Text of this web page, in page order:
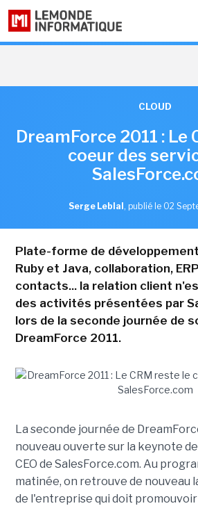
CLOUD
DreamForce 2011 : Le
coeur des
Serge Leblal , publié le 02
Plate-forme de
Ruby et Java, collaboration,
contacts... la relation client
des activités présentées par
lors de la seconde journée de
DreamForce 2011.
La seconde journée de
nouveau ouverte sur la keynote
CEO de SalesForce.com. Au
matinée, on retrouve de nouveau
de l'entreprise qui doit